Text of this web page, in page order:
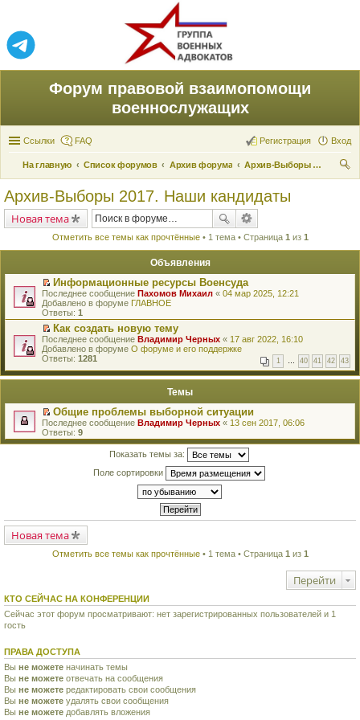
Форум правовой взаимопомощи
военнослужащих
Ссылки FAQ Вход
Регистрация
На главную Список форумов Архив форума
Архив-Выборы 2017. Наши кандидаты
Архив-Выборы 2017. Наши кандидаты
Новая тема
Отметить все темы как прочтённые• 1 тема • Страница 1 из 1
Объявления
П
е
р
е
й
т
и
к
е
о
м
у
н
е
н
н
о
м
б
щ
е
ю
Информационные ресурсы Военсуда
Последнее сообщение Пахомов Михаил « 04 мар 2025, 12:21
Добавлено в форуме ГЛАВНОЕ
Ответы: 1
П
е
р
й
к
п
е
р
в
о
ч
и
т
а
м
у
с
щ
е
и
ю
Как создать новую тему
Последнее сообщение Владимир Черных « 17 авг 2022, 16:10
Добавлено в форуме О форуме и его поддержке
Ответы: 1281 1 … 40 41 42 43
Темы
П
е
р
в
о
м
у
р
о
ч
н
н
о
м
у
с
о
Общие проблемы выборной ситуации
Последнее сообщение Владимир Черных « 13 сен 2017, 06:06
Ответы: 9
Показать темы за:
Поле сортировки
Новая тема
Отметить все темы как прочтённые• 1 тема • Страница 1 из 1
Перейти
КТО СЕЙЧАС НА КОНФЕРЕНЦИИ
Сейчас этот форум просматривают: нет зарегистрированных пользователей и 1
гость
ПРАВА ДОСТУПА
Вы не можете начинать темы
Вы не можете отвечать на сообщения
Вы не можете редактировать свои сообщения
Вы не можете удалять свои сообщения
Вы не можете добавлять вложения